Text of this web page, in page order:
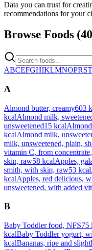
Data you can trust for
recommendations for your
Browse Foods (
ABCEFGHIKLMNOPRST
A
Almond butter, creamy603
kcalAlmond milk,
unsweetened15 kcal
kcalAlmond milk,
milk, unsweetened, plain,
vitamin C, from
skin, raw58 kcalApples,
smith, with skin, raw53 kcal
kcalApples, red delicious,
unsweetened, with added
B
Baby Toddler food, NFS75
kcalBaby Toddler yogurt,
kcalBananas, ripe and